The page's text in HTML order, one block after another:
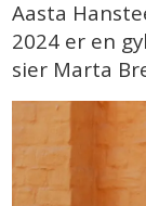
Aasta
2024 er en
sier Marta